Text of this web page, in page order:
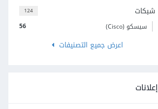
124 شبكات
56 سيسكو (Cisco)
اعرض جميع التصنيفات
إعلانات